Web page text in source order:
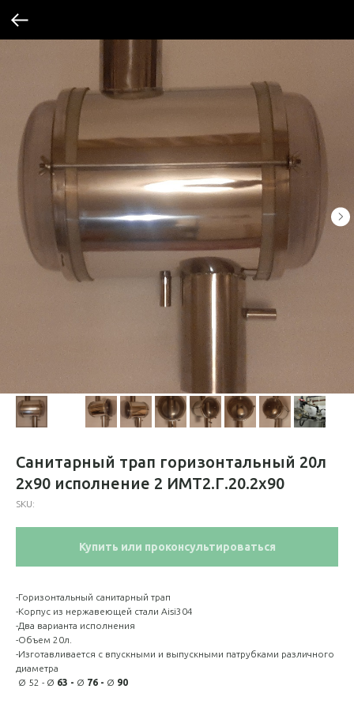
Санитарный трап горизонтальный 20л
2х90 исполнение 2 ИМТ2.Г.20.2х90
SKU:
Купить или проконсультироваться
-Горизонтальный санитарный трап
-Корпус из нержавеющей стали Aisi304
-Два варианта исполнения
-Объем 20л.
-Изготавливается с впускными и выпускными патрубками различного
диаметра
Ø 52 - Ø 63 - Ø 76 - Ø 90